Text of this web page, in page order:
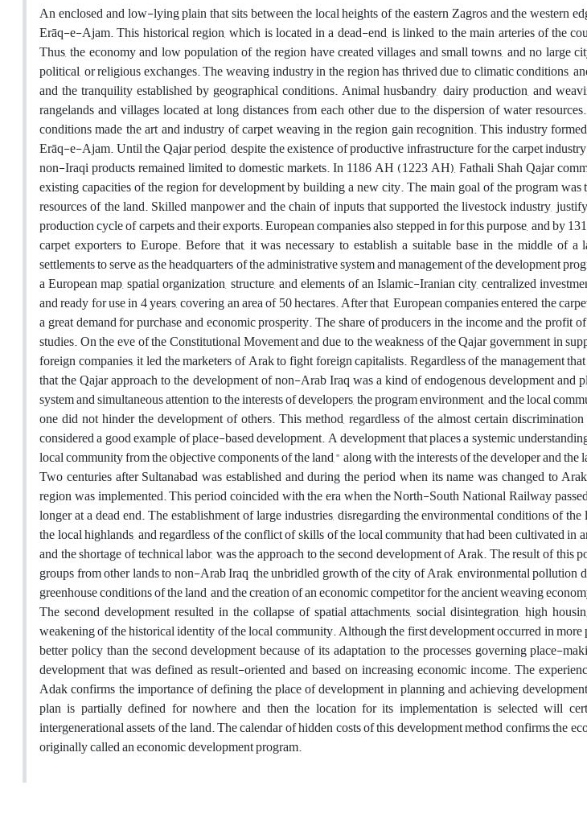
An enclosed and low-lying plain that sits between the local heights of the eastern Zagros and the western
Erāq-e-Ajam. This historical region, which is located in a dead-end, is linked to the main arteries of the
Thus, the economy and low population of the region have created villages and small towns, and no large
political, or religious exchanges. The weaving industry in the region has thrived due to climatic conditions,
and the tranquility established by geographical conditions. Animal husbandry, dairy production, and
rangelands and villages located at long distances from each other due to the dispersion of water
conditions made the art and industry of carpet weaving in the region gain recognition. This industry
Erāq-e-Ajam. Until the Qajar period, despite the existence of productive infrastructure for the carpet
non-Iraqi products remained limited to domestic markets.In 1186 AH (1223 AH), Fathali Shah Qajar
existing capacities of the region for development by building a new city. The main goal of the program was
resources of the land. Skilled manpower and the chain of inputs that supported the livestock industry,
production cycle of carpets and their exports. European companies also stepped in for this purpose, and by
carpet exporters to Europe. Before that, it was necessary to establish a suitable base in the middle of
settlements to serve as the headquarters of the administrative system and management of the development
a European map, spatial organization, structure, and elements of an Islamic-Iranian city, centralized
and ready for use in 4 years, covering an area of ​​50 hectares. After that, European companies entered the
a great demand for purchase and economic prosperity. The share of producers in the income and the profit
studies. On the eve of the Constitutional Movement and due to the weakness of the Qajar government in
foreign companies, it led the marketers of Arak to fight foreign capitalists. Regardless of the management
that the Qajar approach to the development of non-Arab Iraq was a kind of endogenous development and
system and simultaneous attention to the interests of developers, the program environment, and the local
one did not hinder the development of others. This method, regardless of the almost certain
considered a good example of place-based development. A development that places a systemic
local community from the objective components of the land," along with the interests of the developer and the
Two centuries after Sultanabad was established and during the period when its name was changed to
region was implemented. This period coincided with the era when the North-South National Railway
longer at a dead end. The establishment of large industries, disregarding the environmental conditions of the
the local highlands, and regardless of the conflict of skills of the local community that had been cultivated in
and the shortage of technical labor, was the approach to the second development of Arak. The result of this
groups from other lands to non-Arab Iraq, the unbridled growth of the city of Arak, environmental pollution
greenhouse conditions of the land, and the creation of an economic competitor for the ancient weaving
The second development resulted in the collapse of spatial attachments, social disintegration, high
weakening of the historical identity of the local community. Although the first development occurred in
better policy than the second development because of its adaptation to the processes governing place-
development that was defined as result-oriented and based on increasing economic income.The
Adak confirms the importance of defining the place of development in planning and achieving
plan is partially defined for nowhere and then the location for its implementation is selected will
intergenerational assets of the land. The calendar of hidden costs of this development method confirms the
originally called an economic development program.